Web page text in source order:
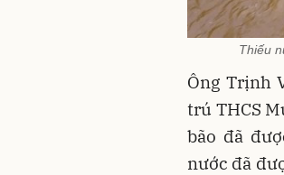
Thiếu
Ông Trịnh
trú THCS
bão đã
nước đã